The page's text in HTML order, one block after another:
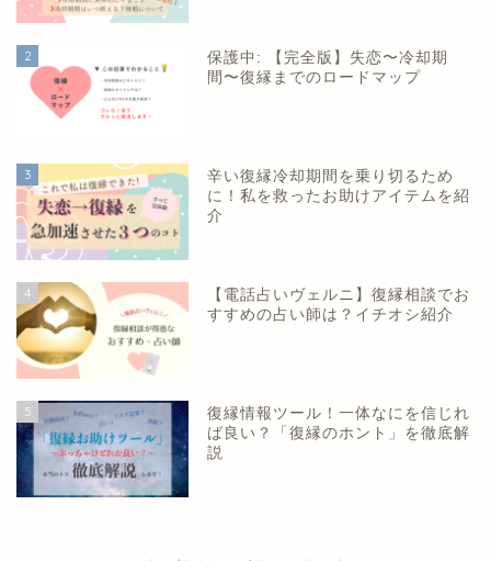
2
保護中: 【完全版】失恋〜冷却期
間〜復縁までのロードマップ
3
辛い復縁冷却期間を乗り切るため
に！私を救ったお助けアイテムを紹
介
4
【電話占いヴェルニ】復縁相談でお
すすめの占い師は？イチオシ紹介
5
復縁情報ツール！一体なにを信じれ
ば良い？「復縁のホント」を徹底解
説